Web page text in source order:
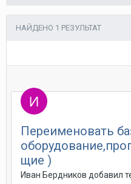
НАЙДЕНО 1 РЕЗУЛЬТАТ
Переименовать
щие )
Иван Бердников добавил